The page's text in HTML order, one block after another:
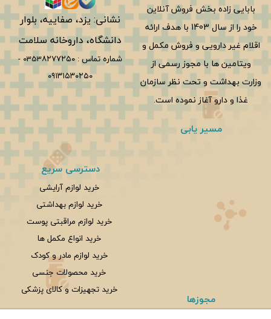
بابایی زاده بخش فروش آنلاین
خود را از سال 1403 با هدف ارائه
اقلام غیر دارویی و فروش مکمل و
ویتامین ها با مجوز رسمی از
وزارت بهداشت و تحت نظر سازمان
غذا و دارو آغاز نموده است.
نشانی: یزد، صفاییه، بلوار
دانشگاه، داروخانه سلامت
شماره تماس :0353۸۲۷۷۲۵۰ -
۰۹۱۳۱۵۳۰۲۵۰
مسیر یابی
مجوزها
دسترسی سریع
خرید لوازم آرایشی
خرید لوازم بهداشتی
خرید لوازم مراقبتی پوست
خرید انواع مکمل ها
خرید لوازم مادر و کودک
خرید محصولات جنسی
خرید تجهیزات و کالای پزشکی